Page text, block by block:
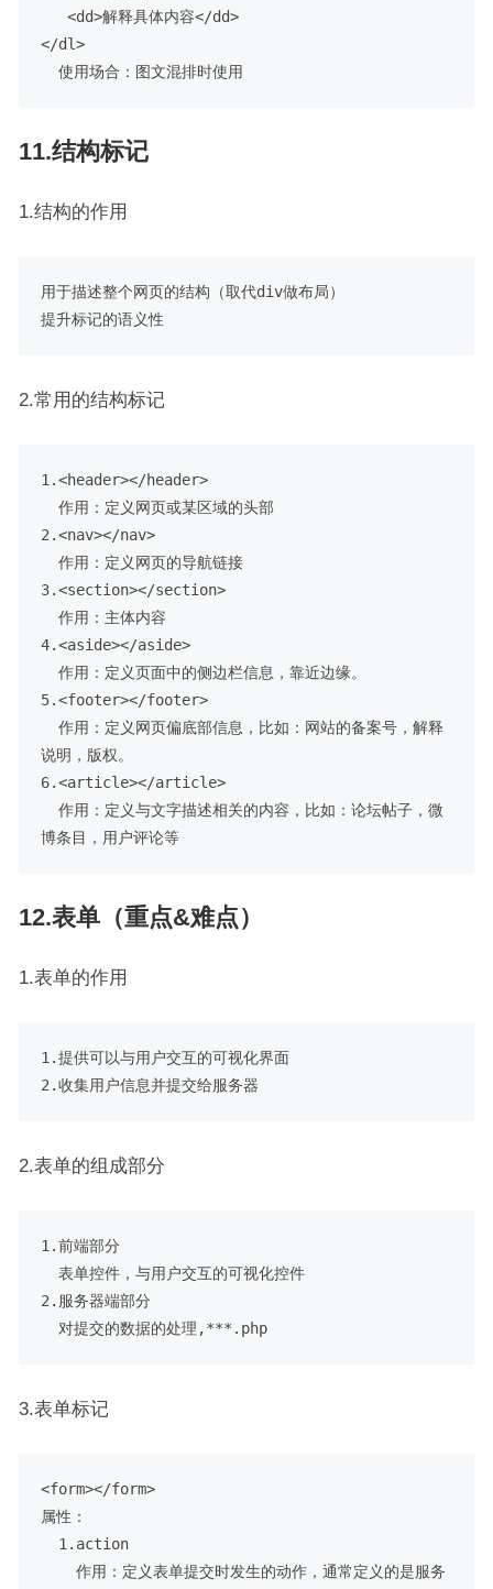
<dd>解释具体内容</dd>
</dl>
11.结构标记
1.结构的作用
用于描述整个网页的结构（取代div做布局）
2.常用的结构标记
1.<header></header>
作用：定义网页或某区域的头部
2.<nav></nav>
作用：定义网页的导航链接
3.<section></section>
作用：主体内容
4.<aside></aside>
作用：定义页面中的侧边栏信息，靠近边缘。
5.<footer></footer>
作用：定义网页偏底部信息，比如：网站的备案号，解释
说明，版权。
6.<article></article>
作用：定义与文字描述相关的内容，比如：论坛帖子，微
博条目，用户评论等
12.表单（重点&难点）
1.表单的作用
1.提供可以与用户交互的可视化界面
2.表单的组成部分
1.前端部分
表单控件，与用户交互的可视化控件
2.服务器端部分
对提交的数据的处理,***.php
3.表单标记
<form></form>
属性：
1.action
作用：定义表单提交时发生的动作，通常定义的是服务